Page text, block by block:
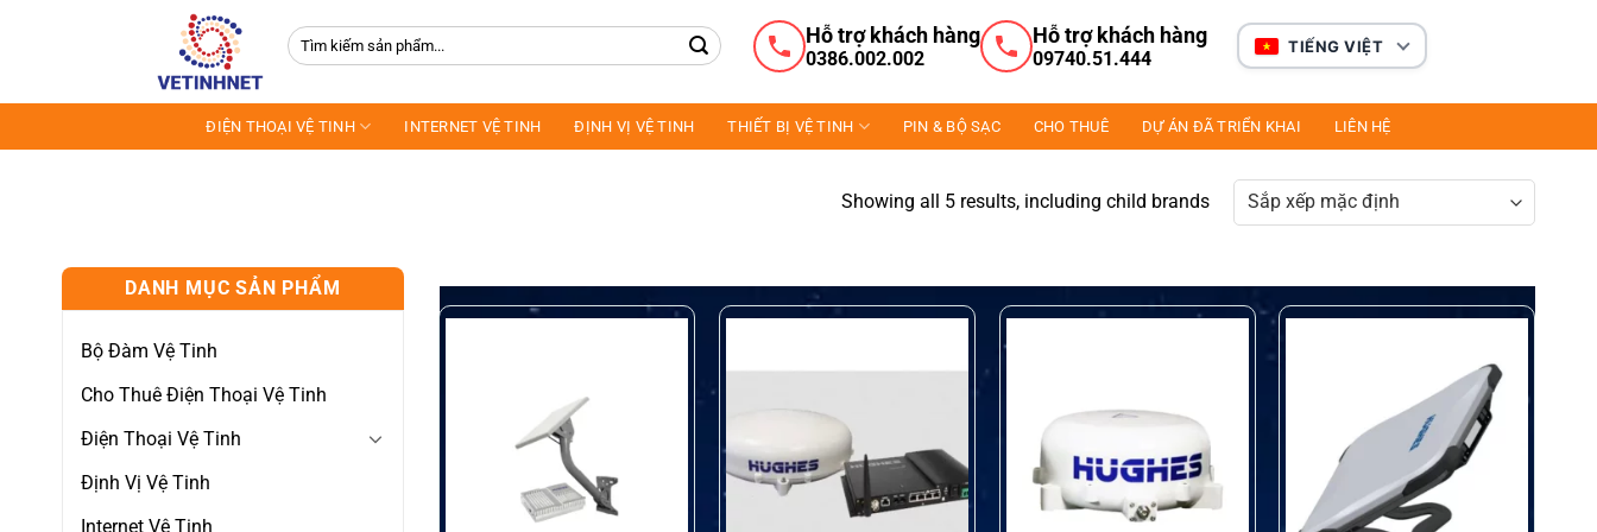
Tìm
kiếm:
Hỗ trợ khách hàng
0386.002.002
Hỗ trợ khách hàng
09740.51.444
TIẾNG VIỆT
ĐIỆN THOẠI VỆ TINH INTERNET VỆ TINH ĐỊNH VỊ VỆ TINH THIẾT BỊ VỆ TINH PIN & BỘ SẠC CHO THUÊ DỰ ÁN ĐÃ TRIỂN KHAI LIÊN HỆ
Showing all 5 results, including child brands
DANH MỤC SẢN PHẨM
Bộ Đàm Vệ Tinh
Cho Thuê Điện Thoại Vệ Tinh
Điện Thoại Vệ Tinh
Định Vị Vệ Tinh
Internet Vệ Tinh